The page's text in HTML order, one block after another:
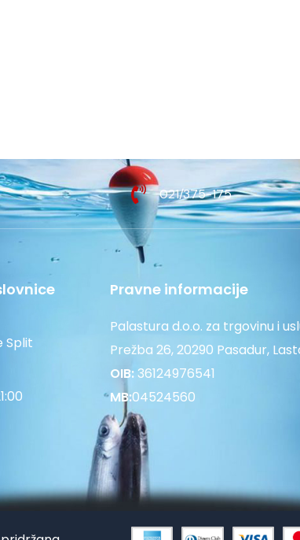
021/375-175
Split
Pravne informacije
Palastura d.o.o. za trgovinu i
Prežba 26, 20290 Pasadur,
OIB:36124976541
MB:04524560